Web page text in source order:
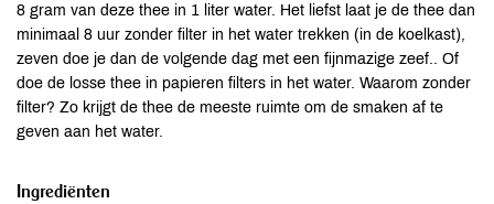
8 gram van deze thee in 1 liter water. Het liefst laat je de thee dan
minimaal 8 uur zonder filter in het water trekken (in de koelkast),
zeven doe je dan de volgende dag met een fijnmazige zeef.. Of
doe de losse thee in papieren filters in het water. Waarom zonder
filter? Zo krijgt de thee de meeste ruimte om de smaken af te
geven aan het water.
Ingrediënten